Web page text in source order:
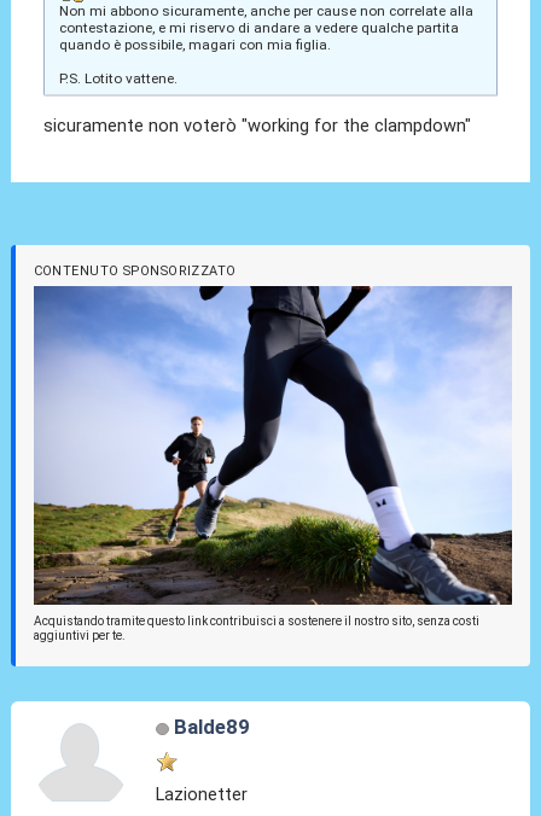
Non mi abbono sicuramente, anche per cause non correlate alla
contestazione, e mi riservo di andare a vedere qualche partita
quando è possibile, magari con mia figlia.
P.S. Lotito vattene.
sicuramente non voterò "working for the clampdown"
CONTENUTO SPONSORIZZATO
Acquistando tramite questo link contribuisci a sostenere il nostro sito, senza costi
aggiuntivi per te.
Balde89
Lazionetter